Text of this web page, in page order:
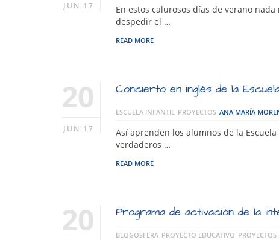
JUN'17
En estos calurosos días de verano
despedir el …
READ MORE
20
JUN'17
Concierto en inglés de la
ESCUELA INFANTIL PROYECTOS ANA MARÍA
Así aprenden los alumnos de la
verdaderos …
READ MORE
20 Programa de activación de la
BLOGOSFERA PROYECTO EDUCATIVO PROYECTOS